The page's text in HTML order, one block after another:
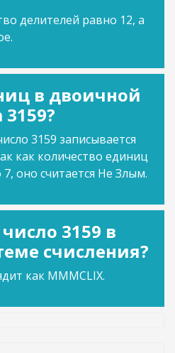
делителей равно 12, а
в двоичной
3159 записывается
как количество единиц
оно считается Не Злым.
3159 в
счисления?
как MMMCLIX.